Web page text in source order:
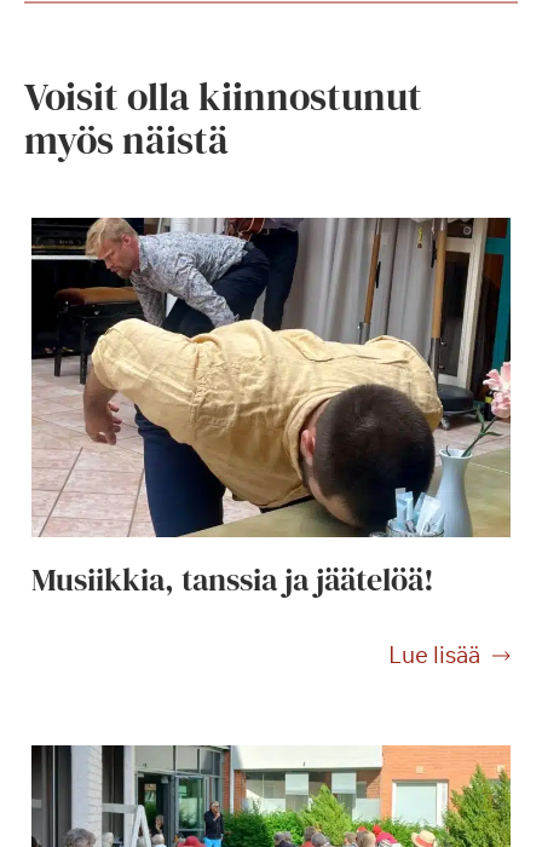
Voisit olla kiinnostunut
myös näistä
Musiikkia, tanssia ja jäätelöä!
Lue lisää
M
i
i
k
k